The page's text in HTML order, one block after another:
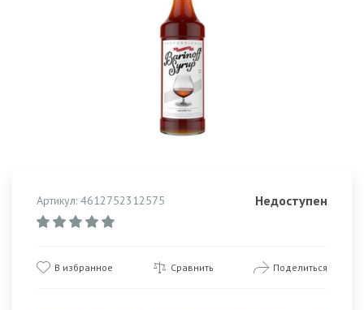
Артикул: 4612752312575 Недоступен
В избранное Сравнить Поделиться